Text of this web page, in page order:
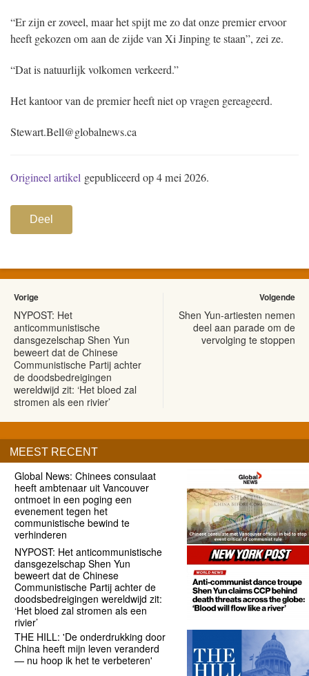
“Er zijn er zoveel, maar het spijt me zo dat onze premier ervoor
heeft gekozen om aan de zijde van Xi Jinping te staan”, zei ze.
“Dat is natuurlijk volkomen verkeerd.”
Het kantoor van de premier heeft niet op vragen gereageerd.
Stewart.Bell@globalnews.ca
Origineel artikel gepubliceerd op 4 mei 2026.
Deel
Vorige
NYPOST: Het
anticommunistische
dansgezelschap Shen Yun
beweert dat de Chinese
Communistische Partij achter
de doodsbedreigingen
wereldwijd zit: ‘Het bloed zal
stromen als een rivier’
Volgende
Shen Yun-artiesten nemen
deel aan parade om de
vervolging te stoppen
MEEST RECENT
Global News: Chinees consulaat
heeft ambtenaar uit Vancouver
ontmoet in een poging een
evenement tegen het
communistische bewind te
verhinderen
NYPOST: Het anticommunistische
dansgezelschap Shen Yun
beweert dat de Chinese
Communistische Partij achter de
doodsbedreigingen wereldwijd zit:
‘Het bloed zal stromen als een
rivier’
THE HILL: 'De onderdrukking door
China heeft mijn leven veranderd
— nu hoop ik het te verbeteren'